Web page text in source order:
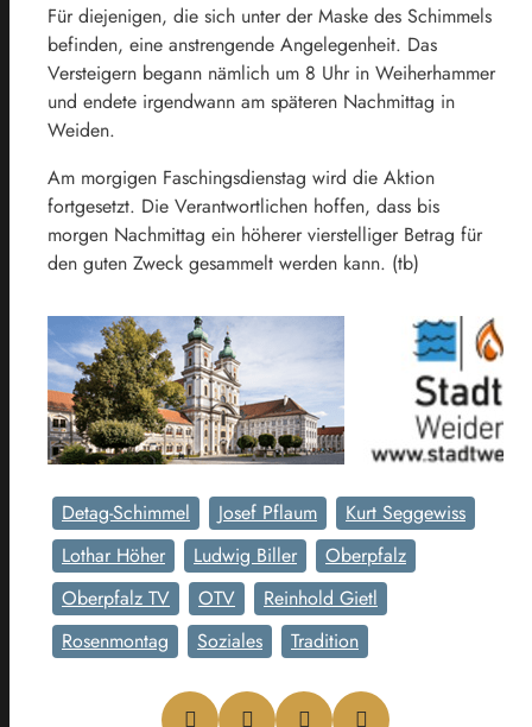
Für diejenigen, die sich unter der Maske des Schimmels
befinden, eine anstrengende Angelegenheit. Das
Versteigern begann nämlich um 8 Uhr in Weiherhammer
und endete irgendwann am späteren Nachmittag in
Weiden.
Am morgigen Faschingsdienstag wird die Aktion
fortgesetzt. Die Verantwortlichen hoffen, dass bis
morgen Nachmittag ein höherer vierstelliger Betrag für
den guten Zweck gesammelt werden kann. (tb)
Detag-Schimmel Josef Pflaum
Kurt Seggewiss
Lothar Höher
Ludwig Biller
Oberpfalz
Oberpfalz TV
OTV
Reinhold Gietl
Rosenmontag
Soziales Tradition